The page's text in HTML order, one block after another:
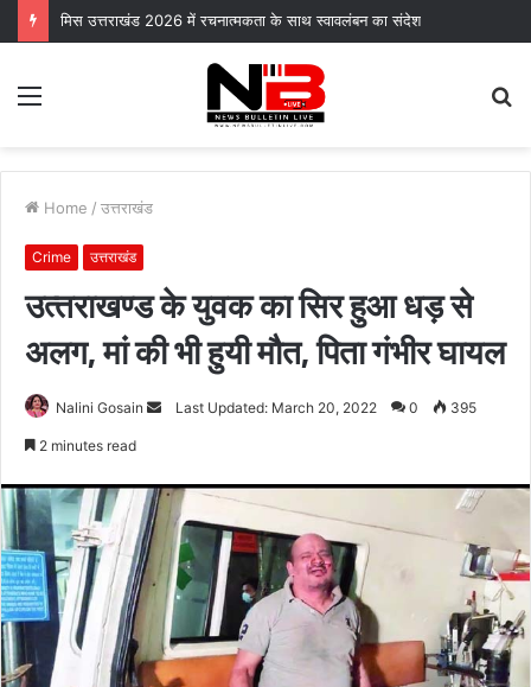
मिस उत्तराखंड 2026 में रचनात्मकता के साथ स्वावलंबन का संदेश
Menu
Home / उत्तराखंड
Crime उत्तराखंड
उत्‍तराखण्‍ड के युवक का सिर हुआ धड़ से
अलग, मां की भी हुयी मौत, पिता गंभीर घायल
Nalini Gosain
SendLast Updated: March 20, 2022 0 395
2 minutes read